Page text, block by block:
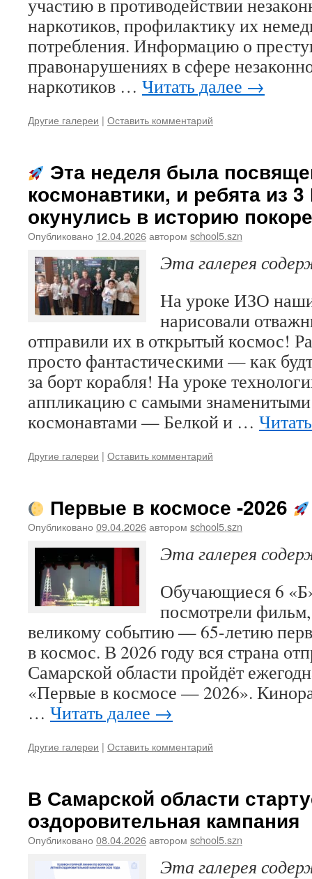
участию в противодействии
наркотиков, профилактику их
потребления. Информацию о
правонарушениях в сфере
наркотиков … Читать далее →
Другие галереи | Оставить комментарий
Эта неделя была
космонавтики, и ребята из
окунулись в историю
Опубликовано 12.04.2026автором school5.szn
Эта галерея
На уроке ИЗО
нарисовали
отправили их в открытый космос!
просто фантастическими — как
за борт корабля! На уроке
аппликацию с самыми
космонавтами — Белкой и …
Другие галереи | Оставить комментарий
Первые в космосе -2026
Опубликовано 09.04.2026автором school5.szn
Эта галерея
Обучающиеся 6
посмотрели
великому событию — 65-летию
в космос. В 2026 году вся страна
Самарской области пройдёт
«Первые в космосе — 2026».
… Читать далее →
Другие галереи | Оставить комментарий
В Самарской области
оздоровительная кампания
Опубликовано 08.04.2026автором school5.szn
Эта галерея